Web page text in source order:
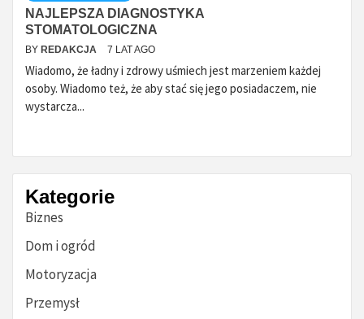
NAJLEPSZA DIAGNOSTYKA
STOMATOLOGICZNA
BY REDAKCJA 7 LAT AGO
Wiadomo, że ładny i zdrowy uśmiech jest marzeniem każdej
osoby. Wiadomo też, że aby stać się jego posiadaczem, nie
wystarcza...
Kategorie
Biznes
Dom i ogród
Motoryzacja
Przemysł